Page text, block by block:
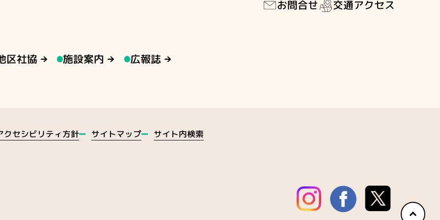
お問合せ 交通アクセス
区社協 施設案内 広報誌
クセシビリティ方針 サイトマップ サイト内検索